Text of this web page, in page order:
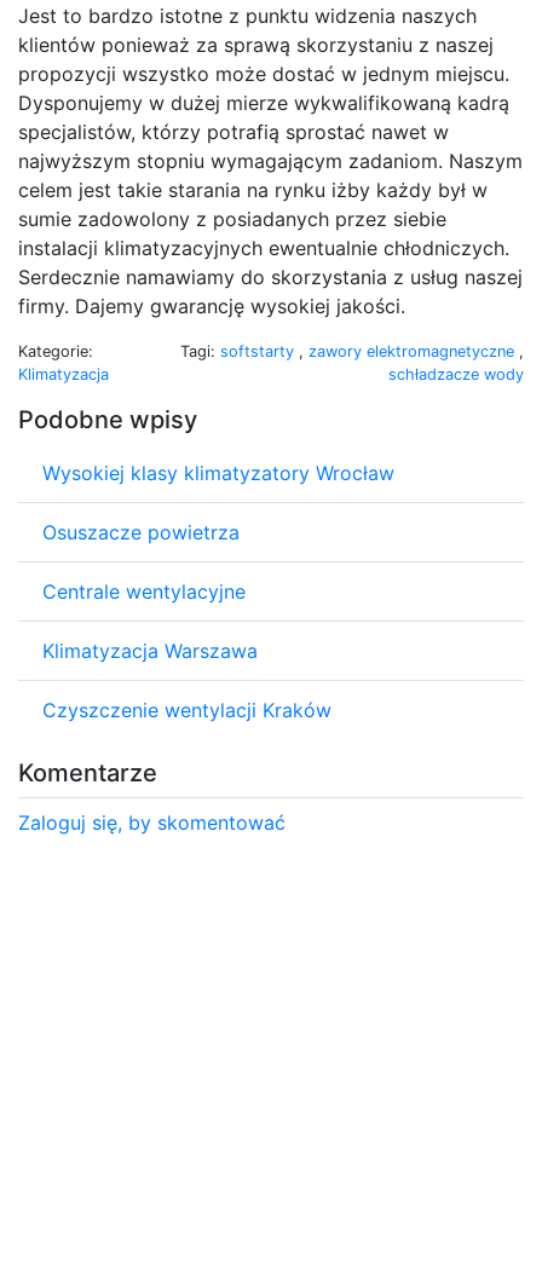
Jest to bardzo istotne z punktu widzenia naszych
klientów ponieważ za sprawą skorzystaniu z naszej
propozycji wszystko może dostać w jednym miejscu.
Dysponujemy w dużej mierze wykwalifikowaną kadrą
specjalistów, którzy potrafią sprostać nawet w
najwyższym stopniu wymagającym zadaniom. Naszym
celem jest takie starania na rynku iżby każdy był w
sumie zadowolony z posiadanych przez siebie
instalacji klimatyzacyjnych ewentualnie chłodniczych.
Serdecznie namawiamy do skorzystania z usług naszej
firmy. Dajemy gwarancję wysokiej jakości.
Kategorie:
Klimatyzacja
Tagi: softstarty , zawory elektromagnetyczne ,
schładzacze wody
Podobne wpisy
Wysokiej klasy klimatyzatory Wrocław
Osuszacze powietrza
Centrale wentylacyjne
Klimatyzacja Warszawa
Czyszczenie wentylacji Kraków
Komentarze
Zaloguj się, by skomentować